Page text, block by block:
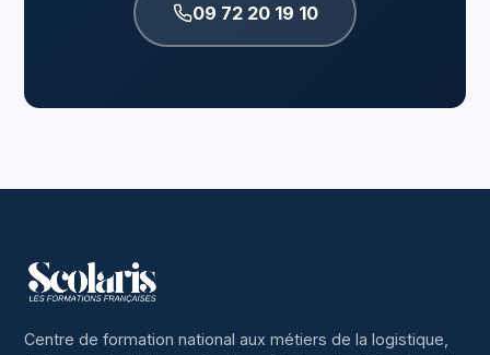
09 72 20 19 10
Centre de formation national aux métiers de la logistique,